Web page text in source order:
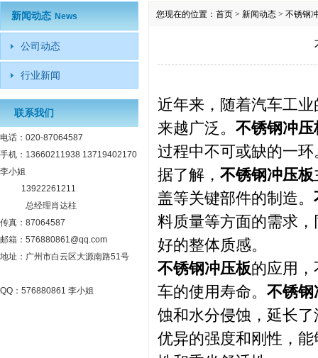
您现在的位置： 首页 > 新闻动态 > 不锈钢
近年来，随着汽车工
来越广泛。 不锈钢冲压
过程中不可或缺的一环
据了解， 不锈钢冲压板
盖等关键部件的制造。
料质量等方面的需求
好的整体质感。
不锈钢冲压板的应用
车的使用寿命。 不锈钢
蚀和水分侵蚀，延长
优异的强度和刚性，
新闻动态 News
公司动态
行业新闻
联系我们
电话：020-87064587
手机：13660211938 13719402170
李小姐
13922261211
总经理肖达柱
传真：87064587
邮箱：576880861@qq.com
地址：广州市白云区大源南路51号
QQ：576880861 李小姐